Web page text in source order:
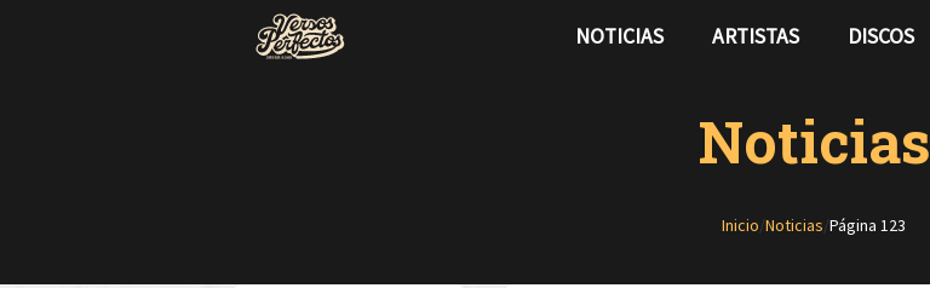
NOTICIAS ARTISTAS DISCOS
Noticias
Inicio/Noticias/Página 123